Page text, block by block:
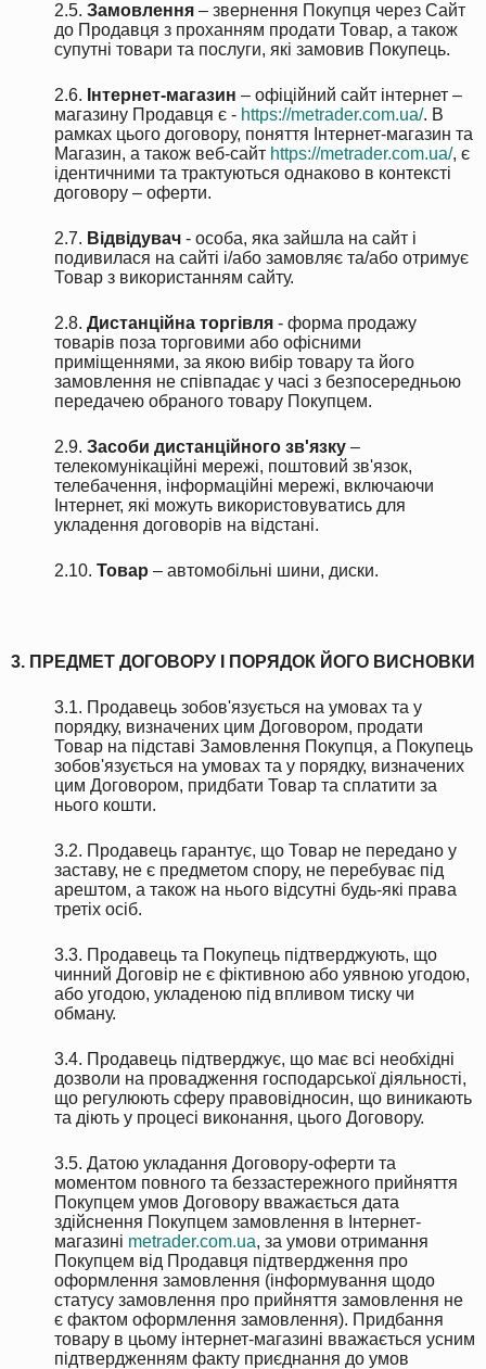
2.5. Замовлення – звернення Покупця через Сайт
до Продавця з проханням продати Товар, а також
супутні товари та послуги, які замовив Покупець.
2.6. Інтернет-магазин – офіційний сайт інтернет –
магазину Продавця є - https://metrader.com.ua/. В
рамках цього договору, поняття Інтернет-магазин та
Магазин, а також веб-сайт https://metrader.com.ua/, є
ідентичними та трактуються однаково в контексті
договору – оферти.
2.7. Відвідувач - особа, яка зайшла на сайт і
подивилася на сайті і/або замовляє та/або отримує
Товар з використанням сайту.
2.8. Дистанційна торгівля - форма продажу
товарів поза торговими або офісними
приміщеннями, за якою вибір товару та його
замовлення не співпадає у часі з безпосередньою
передачею обраного товару Покупцем.
2.9. Засоби дистанційного зв'язку –
телекомунікаційні мережі, поштовий зв'язок,
телебачення, інформаційні мережі, включаючи
Інтернет, які можуть використовуватись для
укладення договорів на відстані.
2.10. Товар – автомобільні шини, диски.
3. ПРЕДМЕТ ДОГОВОРУ І ПОРЯДОК ЙОГО ВИСНОВКИ
3.1. Продавець зобов'язується на умовах та у
порядку, визначених цим Договором, продати
Товар на підставі Замовлення Покупця, а Покупець
зобов'язується на умовах та у порядку, визначених
цим Договором, придбати Товар та сплатити за
нього кошти.
3.2. Продавець гарантує, що Товар не передано у
заставу, не є предметом спору, не перебуває під
арештом, а також на нього відсутні будь-які права
третіх осіб.
3.3. Продавець та Покупець підтверджують, що
чинний Договір не є фіктивною або уявною угодою,
або угодою, укладеною під впливом тиску чи
обману.
3.4. Продавець підтверджує, що має всі необхідні
дозволи на провадження господарської діяльності,
що регулюють сферу правовідносин, що виникають
та діють у процесі виконання, цього Договору.
3.5. Датою укладання Договору-оферти та
моментом повного та беззастережного прийняття
Покупцем умов Договору вважається дата
здійснення Покупцем замовлення в Інтернет-
магазині metrader.com.ua, за умови отримання
Покупцем від Продавця підтвердження про
оформлення замовлення (інформування щодо
статусу замовлення про прийняття замовлення не
є фактом оформлення замовлення). Придбання
товару в цьому інтернет-магазині вважається усним
підтвердженням факту приєднання до умов